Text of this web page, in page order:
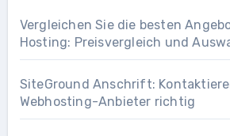
Vergleichen Sie die besten
Hosting: Preisvergleich und
SiteGround Anschrift:
Webhosting-Anbieter richtig